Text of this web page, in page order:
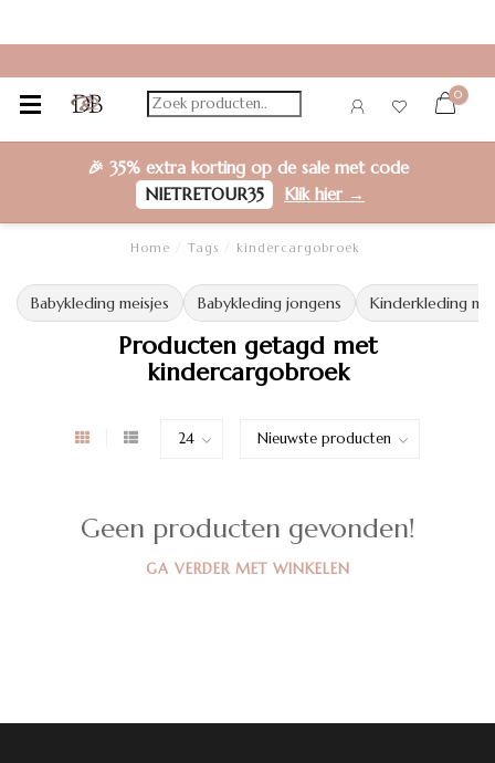
0
🎉 35% extra kortingop de sale met code
NIETRETOUR35
Klik hier →
Home Tags kindercargobroek
Babykleding meisjes Babykleding jongens Kinderkleding
Producten getagd met
kindercargobroek
Geen producten gevonden!
GA VERDER MET WINKELEN